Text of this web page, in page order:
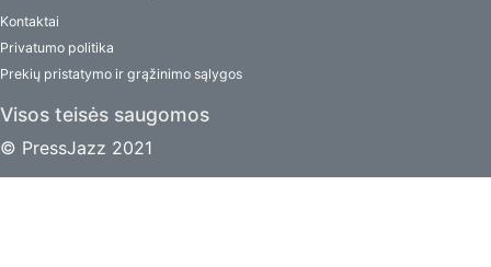
Kontaktai
Privatumo politika
Prekių pristatymo ir grąžinimo sąlygos
Visos teisės saugomos
© PressJazz 2021